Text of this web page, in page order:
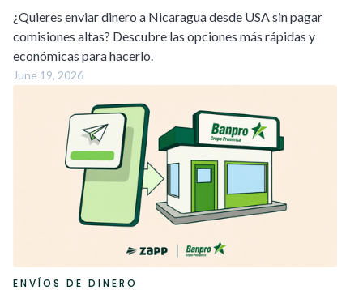
¿Quieres enviar dinero a Nicaragua desde USA sin pagar
comisiones altas? Descubre las opciones más rápidas y
económicas para hacerlo.
June 19, 2026
ENVÍOS DE DINERO